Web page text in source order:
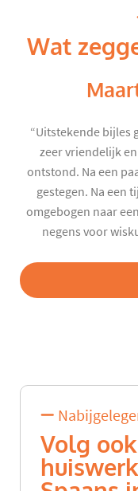
Wat
“Uitstekende bijles
zeer vriendelijk
ontstond. Na een
gestegen. Na een
omgebogen naar
negens voor
Volg ook